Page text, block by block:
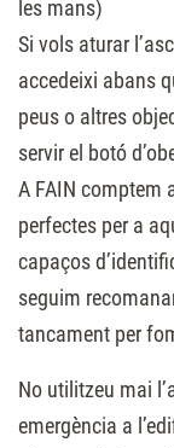
les mans)
Si vols aturar
accedeixi abans
peus o altres
servir el botó
A FAIN comptem
perfectes per a
capaços
seguim
tancament per
No utilitzeu mai
emergència a